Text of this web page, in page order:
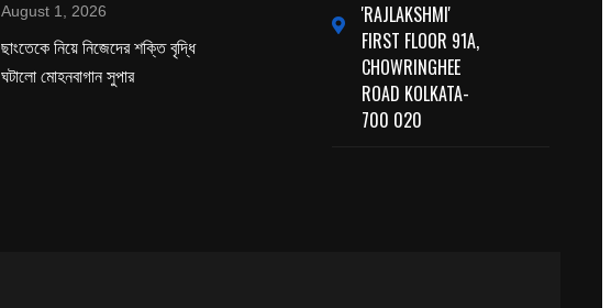
August 1, 2026
ছাংতেকে নিয়ে নিজেদের শক্তি বৃদ্ধি
ঘটালো মোহনবাগান সুপার
'RAJLAKSHMI'
FIRST FLOOR 91A,
CHOWRINGHEE
ROAD KOLKATA-
700 020